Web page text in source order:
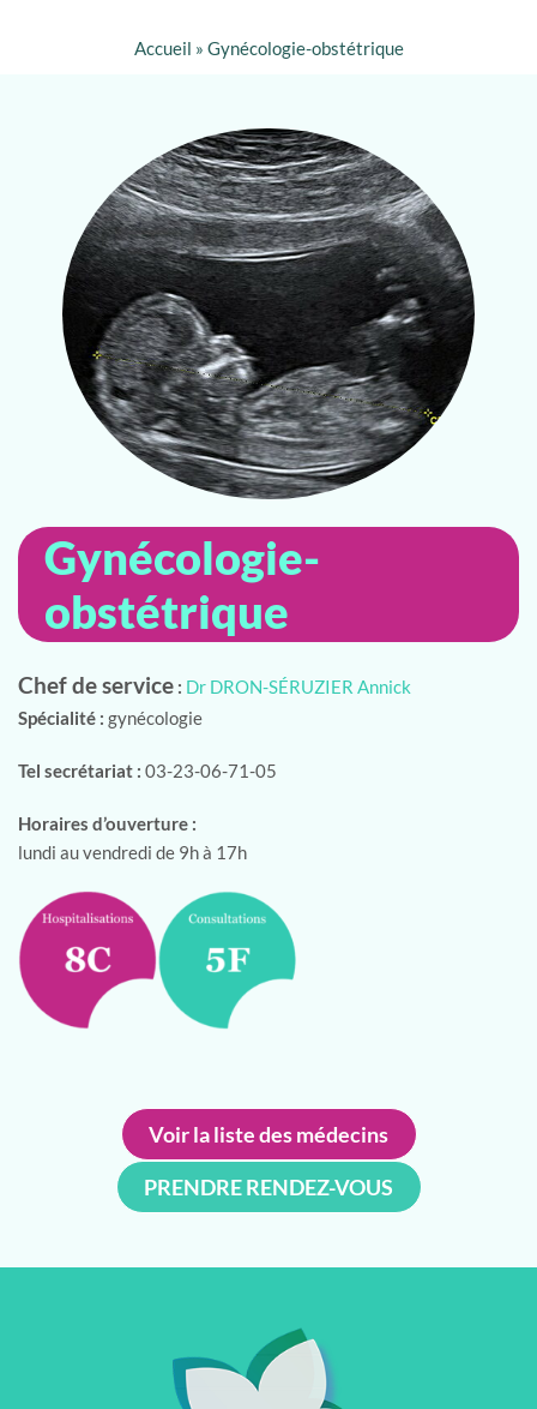
Accueil » Gynécologie-obstétrique
Gynécologie-
obstétrique
Chef de service : Dr DRON-SÉRUZIER Annick
Spécialité : gynécologie
Tel secrétariat : 03-23-06-71-05
Horaires d’ouverture :
lundi au vendredi de 9h à 17h
Voir la liste des médecins
PRENDRE RENDEZ-VOUS